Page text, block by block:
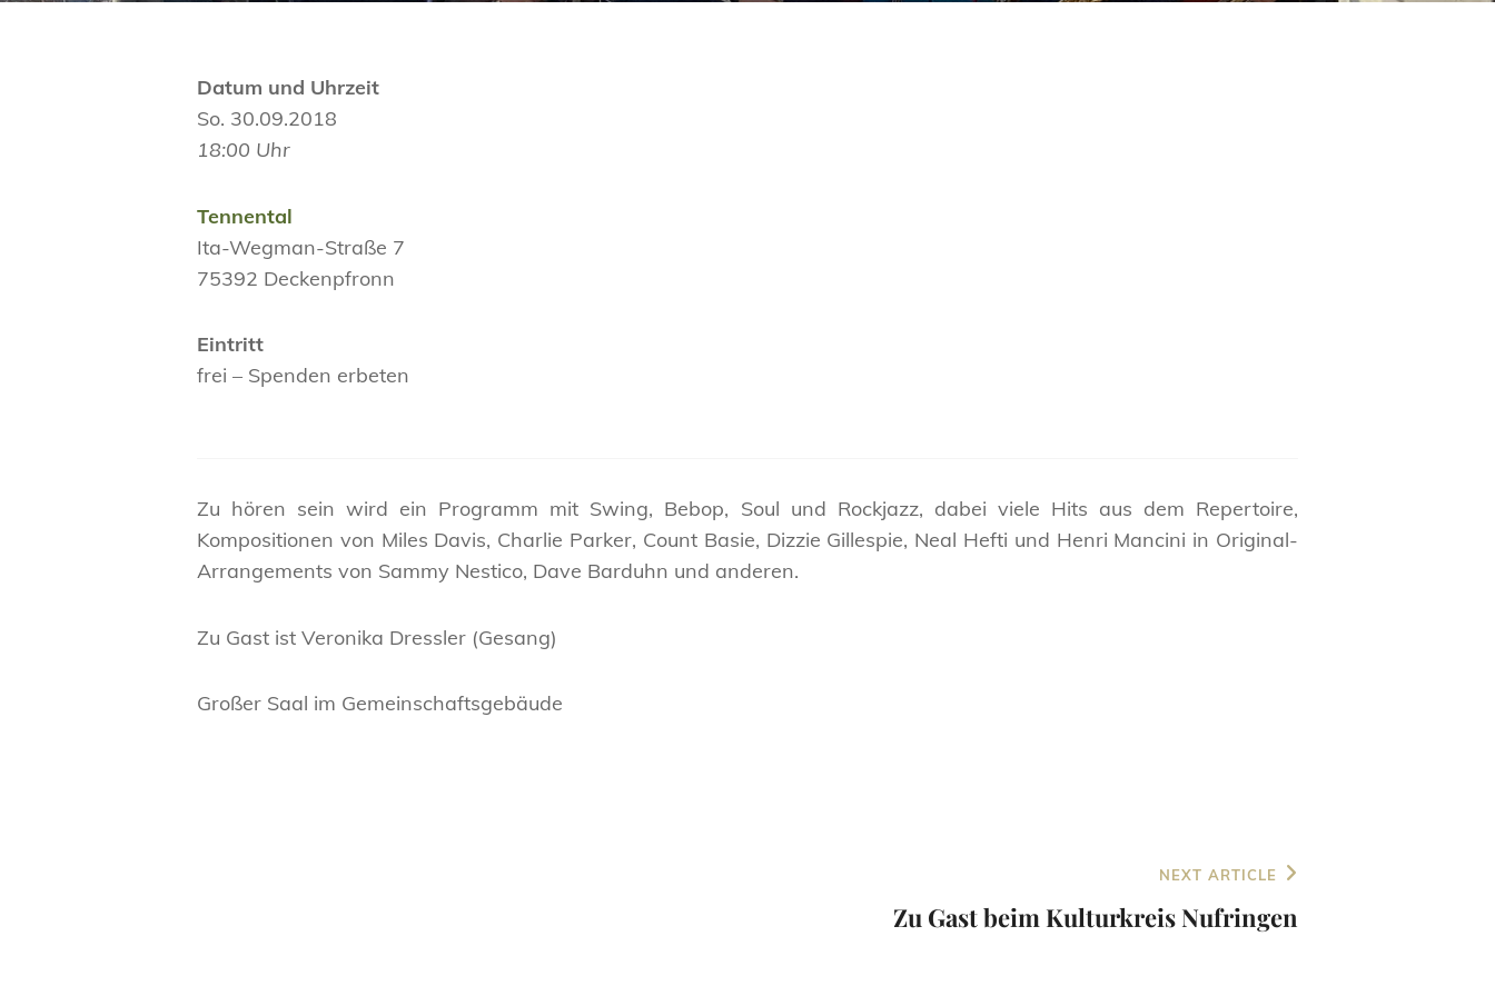
Datum und Uhrzeit
So. 30.09.2018
18:00 Uhr
Tennental
Ita-Wegman-Straße 7
75392 Deckenpfronn
Eintritt
frei – Spenden erbeten
Zu hören sein wird ein Programm mit Swing, Bebop, Soul und Rockjazz, dabei viele Hits aus dem Repertoire,
Kompositionen von Miles Davis, Charlie Parker, Count Basie, Dizzie Gillespie, Neal Hefti und Henri Mancini in Original-
Arrangements von Sammy Nestico, Dave Barduhn und anderen.
Zu Gast ist Veronika Dressler (Gesang)
Großer Saal im Gemeinschaftsgebäude
Post
NEXT ARTICLE
Zu Gast beim Kulturkreis Nufringen